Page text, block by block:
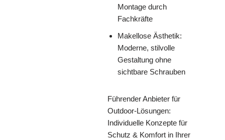
Montage durch
Fachkräfte
Makellose Ästhetik:
Moderne, stilvolle
Gestaltung ohne
sichtbare Schrauben
Führender Anbieter für
Outdoor-Lösungen:
Individuelle Konzepte für
Schutz & Komfort in Ihrer